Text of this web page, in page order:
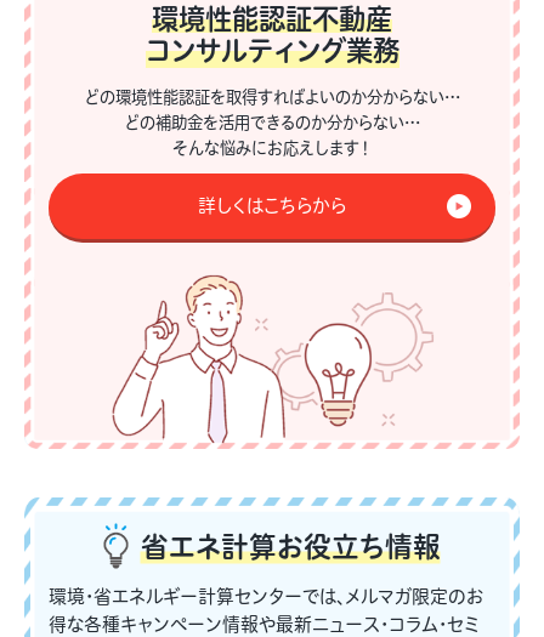
環境性能認証不動産
コンサルティング業務
どの環境性能認証を取得すればよいのか分からない…
どの補助金を活用できるのか分からない…
そんな悩みにお応えします！
詳しくはこちらから
省エネ計算お役立ち情報
環境・省エネルギー計算センターでは、メルマガ限定のお
得な各種キャンペーン情報や最新ニュース・コラム・セミ